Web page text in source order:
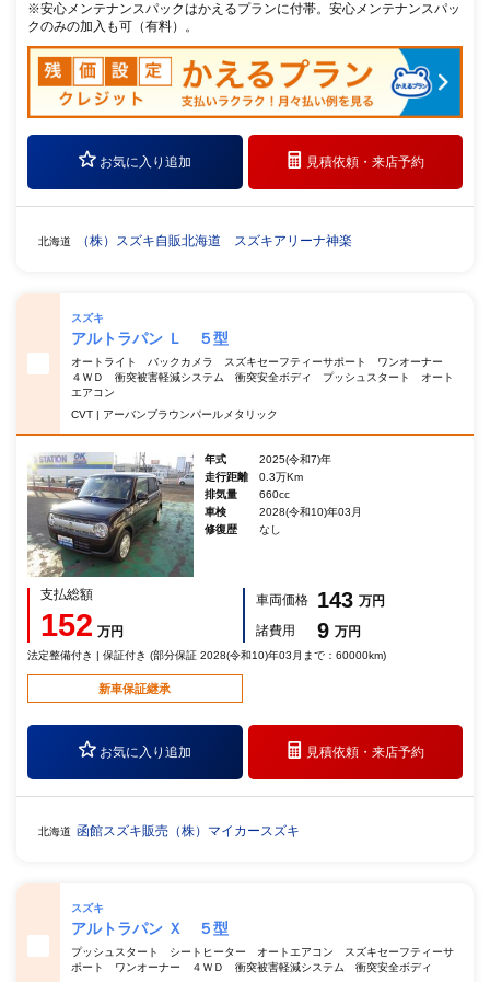
※安心メンテナンスパックはかえるプランに付帯。安心メンテナンスパッ
クのみの加入も可（有料）。
お気に入り追加 見積依頼・来店予約
北海道 （株）スズキ自販北海道 スズキアリーナ神楽
スズキ
アルトラパン Ｌ ５型
オートライト バックカメラ スズキセーフティーサポート ワンオーナー
４ＷＤ 衝突被害軽減システム 衝突安全ボディ プッシュスタート オート
エアコン
CVT | アーバンブラウンパールメタリック
年式
2025(令和7)年
走行距離
0.3万Km
排気量
660cc
車検
2028(令和10)年03月
修復歴
なし
支払総額
152 万円
車両価格 143 万円
諸費用
9 万円
法定整備付き | 保証付き (部分保証 2028(令和10)年03月まで：60000km)
新車保証継承
お気に入り追加 見積依頼・来店予約
北海道 函館スズキ販売（株）マイカースズキ
スズキ
アルトラパン Ｘ ５型
プッシュスタート シートヒーター オートエアコン スズキセーフティーサ
ポート ワンオーナー ４ＷＤ 衝突被害軽減システム 衝突安全ボディ